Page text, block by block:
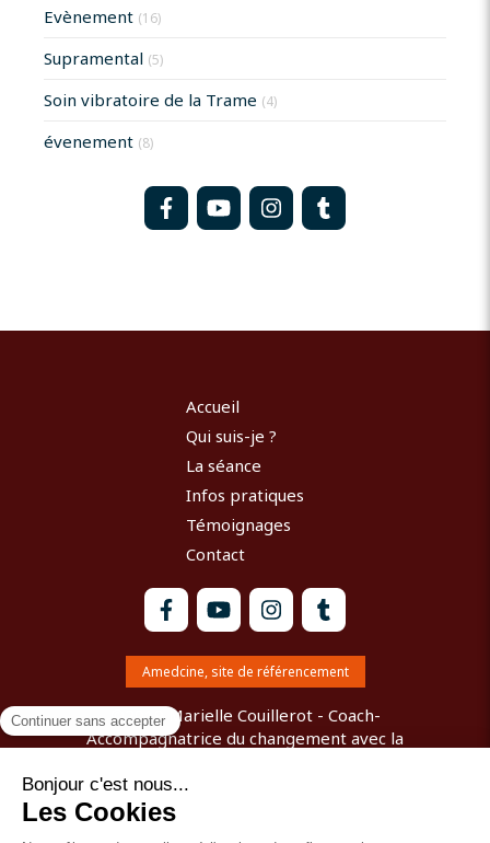
Evènement (16)
Supramental (5)
Soin vibratoire de la Trame (4)
évenement (8)
Accueil
Qui suis-je ?
La séance
Infos pratiques
Témoignages
Contact
Amedcine, site de référencement
©2019 Marielle Couillerot - Coach-
Accompagnatrice du changement avec la